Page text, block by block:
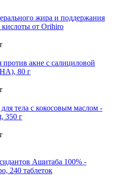
жира и поддержания
от Orihiro
акне с салициловой
80 г
тела с кокосовым маслом -
350 г
Ашитаба 100% -
240 таблеток